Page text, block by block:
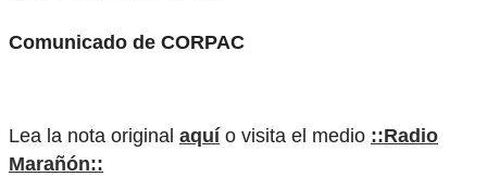
Comunicado de CORPAC
Lea la nota original aquí o visita el medio ::Radio
Marañón::